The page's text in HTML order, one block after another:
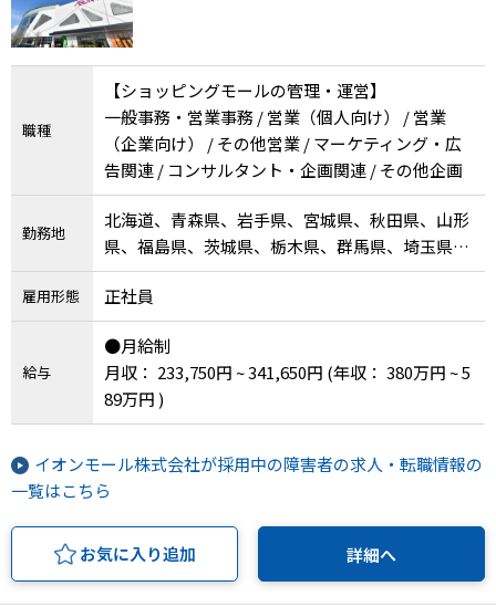
職種
【ショッピングモールの管理・運営】
一般事務・営業事務 / 営業（個人向け） / 営業
（企業向け） / その他営業 / マーケティング・広
告関連 / コンサルタント・企画関連 / その他企画
勤務地
北海道、青森県、岩手県、宮城県、秋田県、山形
県、福島県、茨城県、栃木県、群馬県、埼玉県、
千葉県、東京都、神奈川県、新潟県、富山県、石
川県、山梨県、長野県、岐阜県、静岡県、愛知
県、三重県、滋賀県、京都府、大阪府、兵庫県、
奈良県、和歌山県、鳥取県、岡山県、広島県、徳
島県、香川県、愛媛県、高知県、福岡県、大分
県、宮崎県
雇用形態 正社員
給与
●月給制
月収： 233,750円 ~ 341,650円 (年収： 380万円 ~ 5
89万円 )
イオンモール株式会社が採用中の障害者の求人・転職情報の
一覧はこちら
お気に入り追加 詳細へ